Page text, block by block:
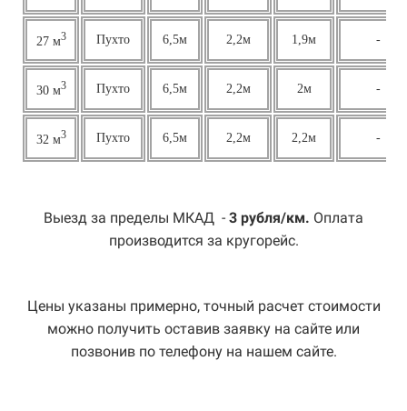
27 м3 Пухто 6,5м 2,2м 1,9м -
30 м3 Пухто 6,5м 2,2м 2м -
32 м3 Пухто 6,5м 2,2м 2,2м -
Выезд за пределы МКАД - 3 рубля/км. Оплата
производится за кругорейс.
Цены указаны примерно, точный расчет стоимости
можно получить оставив заявку на сайте или
позвонив по телефону на нашем сайте.